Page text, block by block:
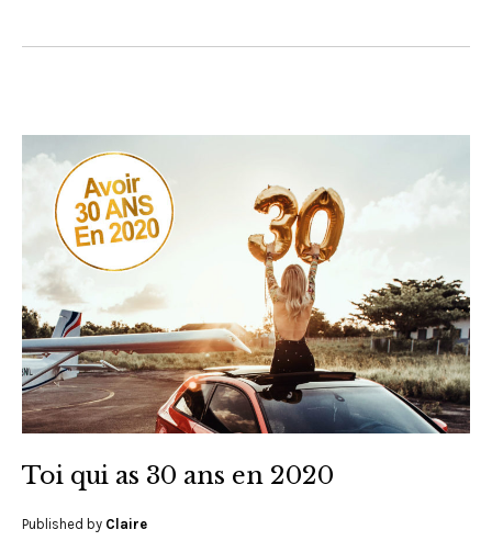
Toi qui as 30 ans en 2020
Published by Claire